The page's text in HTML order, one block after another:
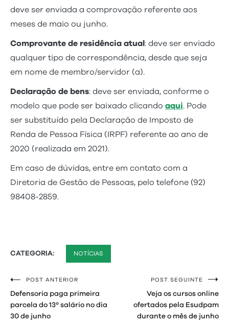
deve ser enviada a comprovação referente aos
meses de maio ou junho.
Comprovante de residência atual : deve ser enviado
qualquer tipo de correspondência, desde que seja
em nome de membro/servidor (a).
Declaração de bens: deve ser enviada, conforme o
modelo que pode ser baixado clicando aqui. Pode
ser substituído pela Declaração de Imposto de
Renda de Pessoa Física (IRPF) referente ao ano de
2020 (realizada em 2021).
Em caso de dúvidas, entre em contato com a
Diretoria de Gestão de Pessoas, pelo telefone (92)
98408-2859.
CATEGORIA: NOTÍCIAS
Navegação
de
Post
POST ANTERIOR
Defensoria paga primeira
parcela do 13º salário no dia
30 de junho
POST SEGUINTE
Veja os cursos online
ofertados pela Esudpam
durante o mês de junho